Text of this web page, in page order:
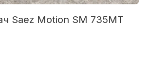
Saez Motion SM 735MT